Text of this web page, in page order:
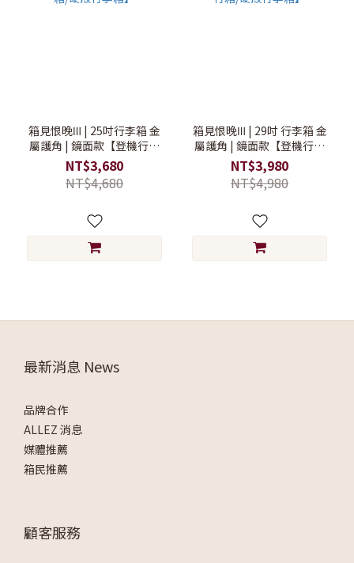
箱見恨晚Ⅲ | 25吋行李箱 金
屬護角 | 鏡面款【登機行李
箱/旅行箱/硬殼行李箱】
NT$3,680
NT$4,680
箱見恨晚Ⅲ | 29吋 行李箱 金
屬護角 | 鏡面款【登機行李
箱/旅行箱/硬殼行李箱】
NT$3,980
NT$4,980
最新消息 News
品牌合作
ALLEZ 消息
媒體推薦
箱民推薦
顧客服務